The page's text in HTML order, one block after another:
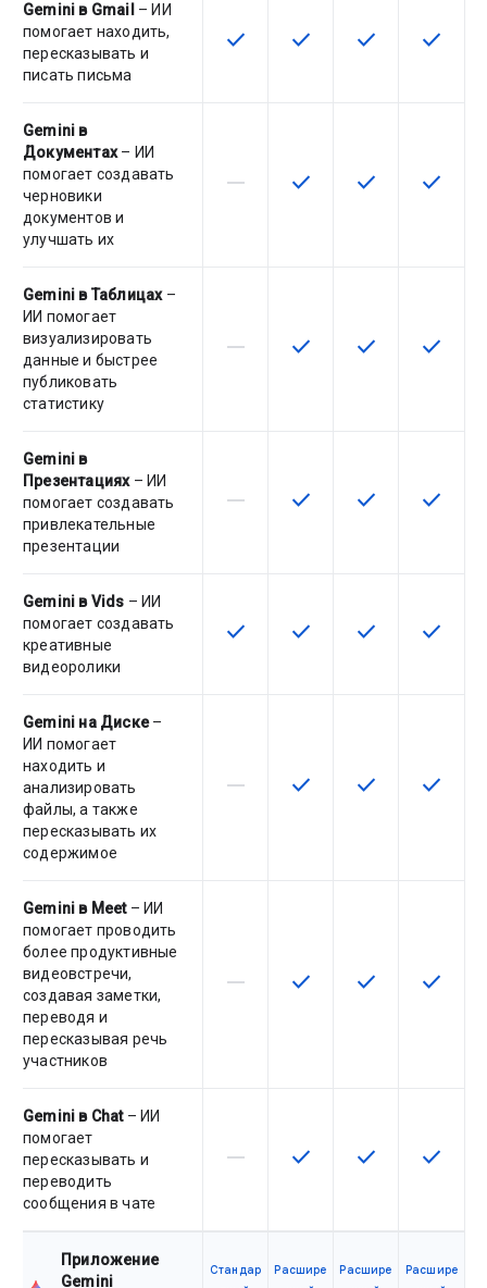
Gemini в Gmail – ИИ
помогает находить,
пересказывать и
писать письма
Эта возможность доступна для
check Эта возможность
check Эта
check Эта
check
Gemini в
Документах– ИИ
помогает создавать
черновики
документов и
улучшать их
Эта возможность не
horizontal_rule Эта возможность
check Эта
check Эта
check
Gemini в Таблицах–
ИИ помогает
визуализировать
данные и быстрее
публиковать
статистику
Эта возможность не
horizontal_rule Эта возможность
check Эта
check Эта
check
Gemini в
Презентациях– ИИ
помогает создавать
привлекательные
презентации
Эта возможность не
horizontal_rule Эта возможность
check Эта
check Эта
check
Gemini в Vids – ИИ
помогает создавать
креативные
видеоролики
Эта возможность доступна для
check Эта возможность
check Эта
check Эта
check
Gemini на Диске–
ИИ помогает
находить и
анализировать
файлы, а также
пересказывать их
содержимое
Эта возможность не
horizontal_rule Эта возможность
check Эта
check Эта
check
Gemini в Meet– ИИ
помогает проводить
более продуктивные
видеовстречи,
создавая заметки,
переводя и
пересказывая речь
участников
Эта возможность не
horizontal_rule Эта возможность
check Эта
check Эта
check
Gemini в Chat– ИИ
помогает
пересказывать и
переводить
сообщения в чате
Эта возможность не
horizontal_rule Эта возможность
check Эта
check Эта
check
Приложение
Gemini
Стандар
Расшире
Расшире
Расшире